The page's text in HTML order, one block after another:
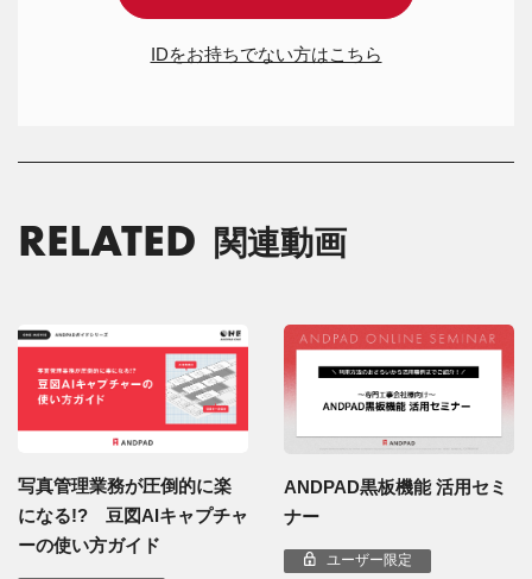
IDをお持ちでない方はこちら
RELATED 関連動画
写真管理業務が圧倒的に楽
になる!? 豆図AIキャプチャ
ーの使い方ガイド
ANDPAD黒板機能 活用セミ
ナー
ユーザー限定